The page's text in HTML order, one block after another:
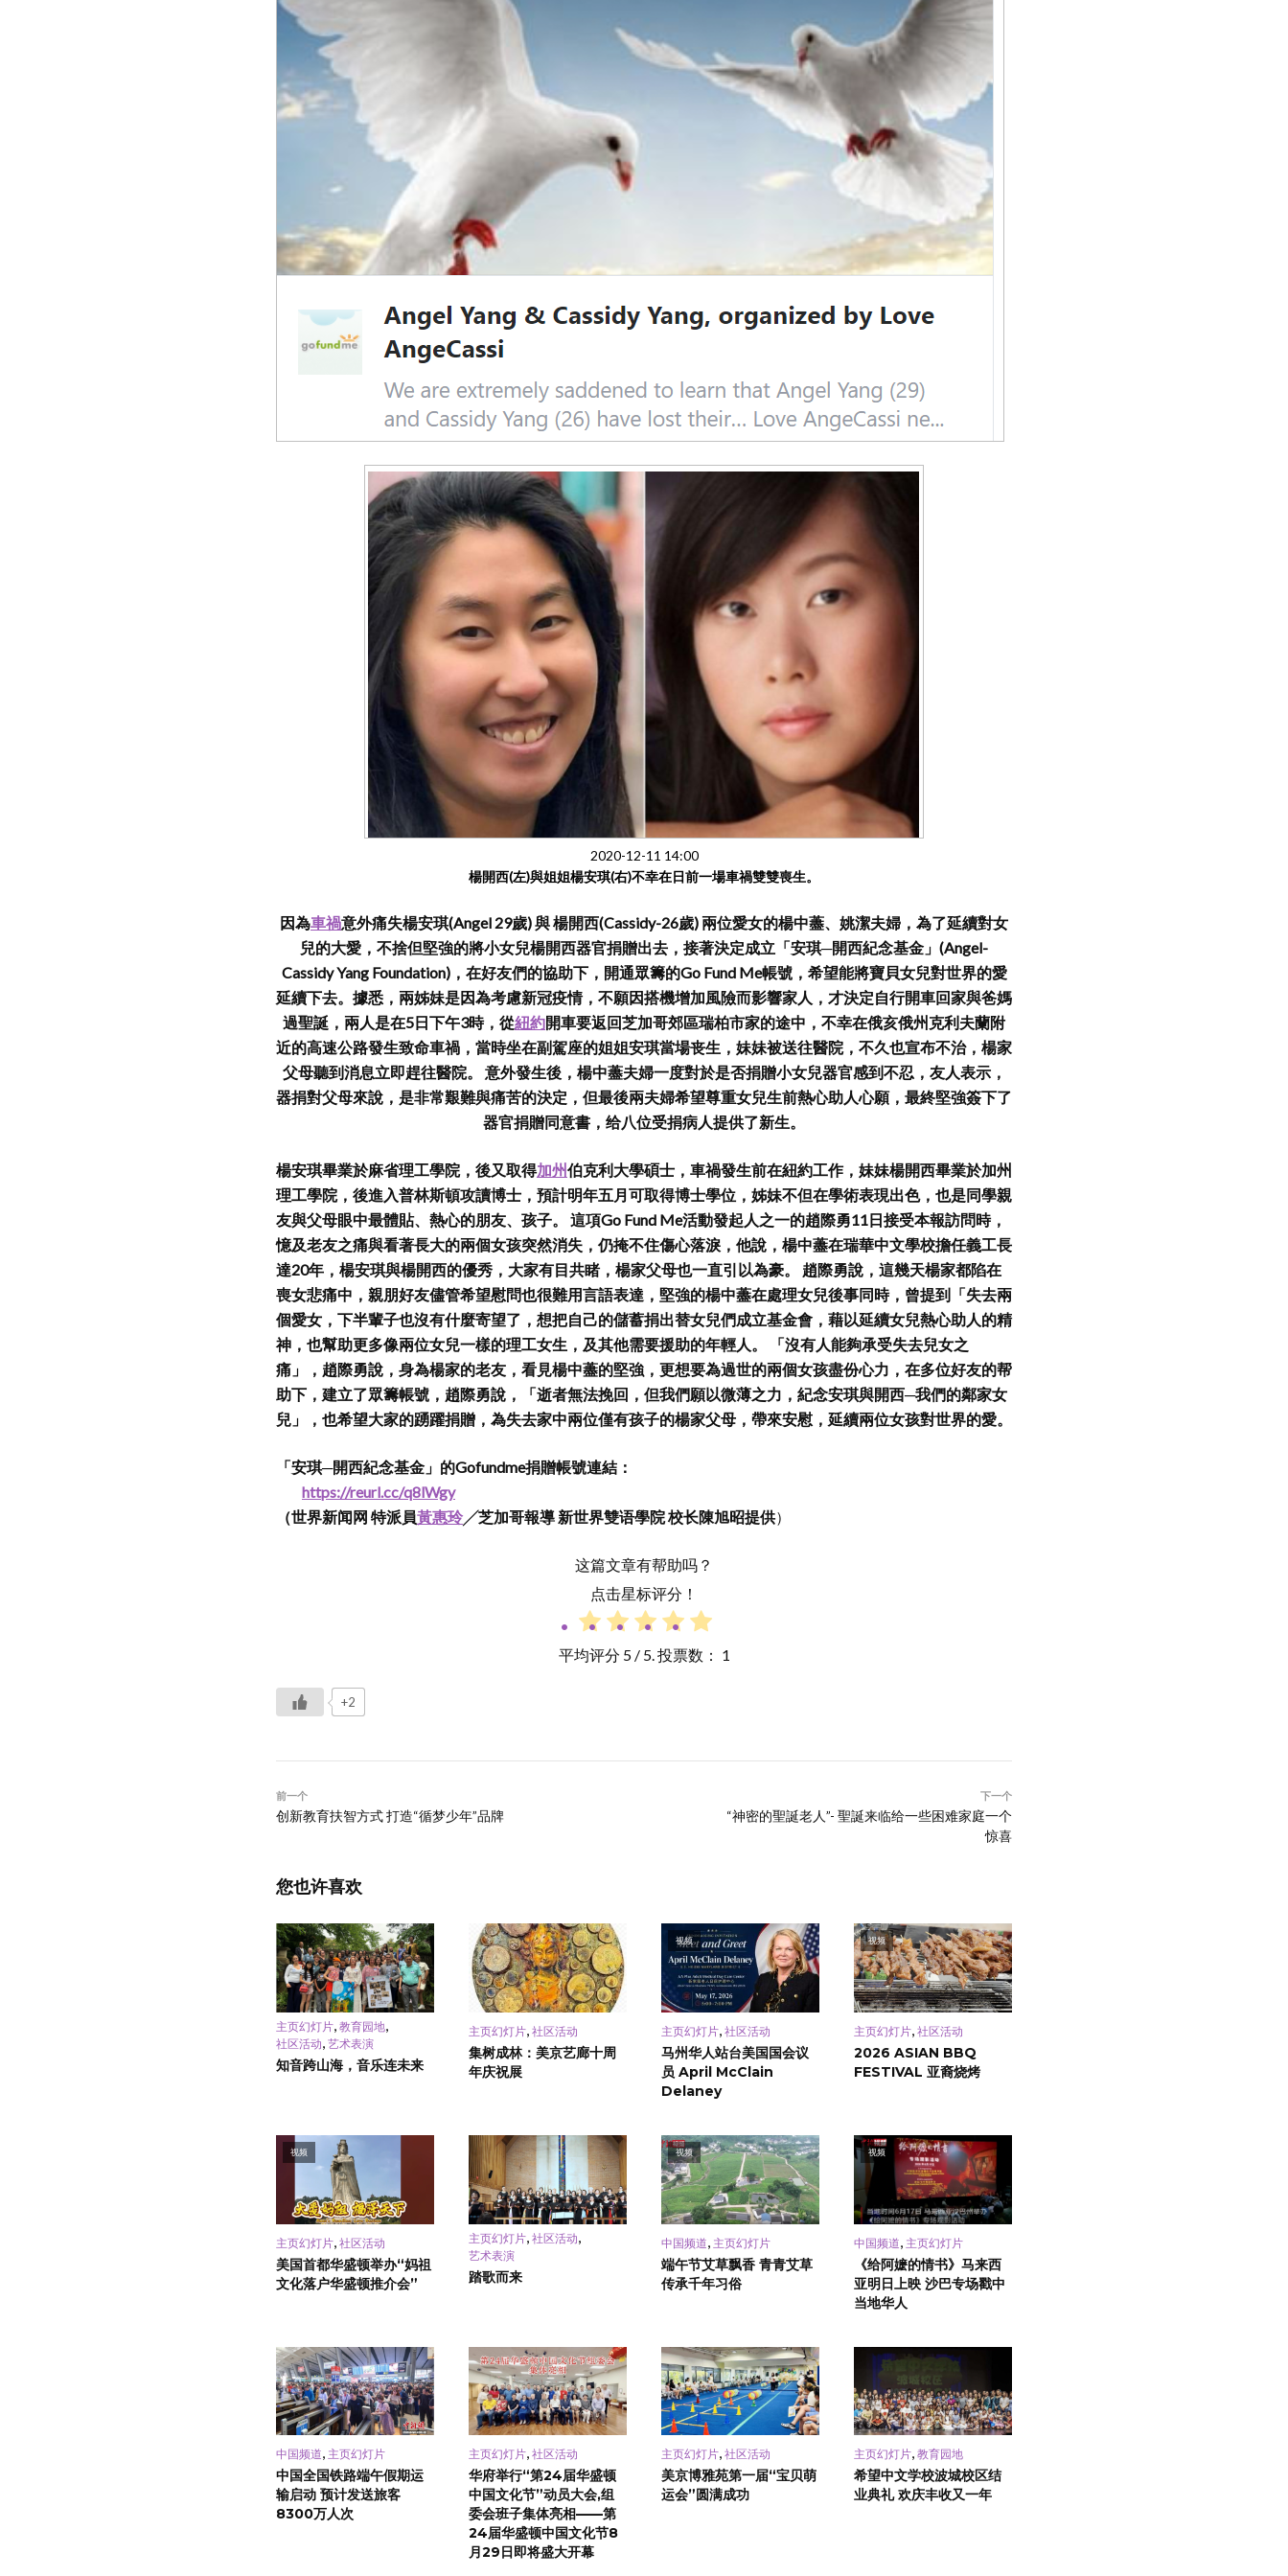
2020-12-11 14:00
楊開西(左)與姐姐楊安琪(右)不幸在日前一場車禍雙雙喪生。
因為車禍意外痛失楊安琪(Angel 29歲) 與 楊開西(Cassidy-26歲) 兩位愛女的楊中藎、姚潔夫婦，為了延續對女
兒的大愛，不捨但堅強的將小女兒楊開西器官捐贈出去，接著決定成立「安琪─開西紀念基金」(Angel-
Cassidy Yang Foundation)，在好友們的協助下，開通眾籌的Go Fund Me帳號，希望能將寶貝女兒對世界的愛
延續下去。據悉，兩姊妹是因為考慮新冠疫情，不願因搭機增加風險而影響家人，才決定自行開車回家與爸媽
過聖誕，兩人是在5日下午3時，從紐約開車要返回芝加哥郊區瑞柏市家的途中，不幸在俄亥俄州克利夫蘭附
近的高速公路發生致命車禍，當時坐在副駕座的姐姐安琪當場丧生，妹妹被送往醫院，不久也宣布不治，楊家
父母聽到消息立即趕往醫院。 意外發生後，楊中藎夫婦一度對於是否捐贈小女兒器官感到不忍，友人表示，
器捐對父母來說，是非常艱難與痛苦的決定，但最後兩夫婦希望尊重女兒生前熱心助人心願，最終堅強簽下了
器官捐贈同意書，给八位受捐病人提供了新生。
楊安琪畢業於麻省理工學院，後又取得加州伯克利大學碩士，車禍發生前在紐約工作，妹妹楊開西畢業於加州
理工學院，後進入普林斯頓攻讀博士，預計明年五月可取得博士學位，姊妹不但在學術表現出色，也是同學親
友與父母眼中最體貼、熱心的朋友、孩子。 這項Go Fund Me活動發起人之一的趙際勇11日接受本報訪問時，
憶及老友之痛與看著長大的兩個女孩突然消失，仍掩不住傷心落淚，他說，楊中藎在瑞華中文學校擔任義工長
達20年，楊安琪與楊開西的優秀，大家有目共睹，楊家父母也一直引以為豪。 趙際勇說，這幾天楊家都陷在
喪女悲痛中，親朋好友儘管希望慰問也很難用言語表達，堅強的楊中藎在處理女兒後事同時，曾提到「失去兩
個愛女，下半輩子也沒有什麼寄望了，想把自己的儲蓄捐出替女兒們成立基金會，藉以延續女兒熱心助人的精
神，也幫助更多像兩位女兒一樣的理工女生，及其他需要援助的年輕人。 「沒有人能夠承受失去兒女之
痛」，趙際勇說，身為楊家的老友，看見楊中藎的堅強，更想要為過世的兩個女孩盡份心力，在多位好友的帮
助下，建立了眾籌帳號，趙際勇說，「逝者無法挽回，但我們願以微薄之力，紀念安琪與開西─我們的鄰家女
兒」，也希望大家的踴躍捐贈，為失去家中兩位僅有孩子的楊家父母，帶來安慰，延續兩位女孩對世界的愛。
「安琪─開西紀念基金」的Gofundme捐贈帳號連結：
https://reurl.cc/q8lWgy
（世界新闻网 特派員黃惠玲╱芝加哥報導 新世界雙语學院 校长陳旭昭提供）
这篇文章有帮助吗？
点击星标评分！
平均评分 5/ 5. 投票数： 1
+2
前一个
创新教育扶智方式 打造“循梦少年”品牌
下一个
“神密的聖誕老人”- 聖誕来临给一些困难家庭一个
惊喜
您也许喜欢
主页幻灯片 教育园地
社区活动 艺术表演
知音跨山海，音乐连未来
主页幻灯片 社区活动
集树成林：美京艺廊十周
年庆祝展
视频
主页幻灯片 社区活动
马州华人站台美国国会议
员 April McClain
Delaney
视频
主页幻灯片 社区活动
2026 ASIAN BBQ
FESTIVAL 亚裔烧烤
视频
主页幻灯片 社区活动
美国首都华盛顿举办“妈祖
文化落户华盛顿推介会”
主页幻灯片 社区活动
艺术表演
踏歌而来
视频
中国频道 主页幻灯片
端午节艾草飘香 青青艾草
传承千年习俗
视频
中国频道 主页幻灯片
《给阿嬷的情书》马来西
亚明日上映 沙巴专场戳中
当地华人
中国频道, 主页幻灯片
中国全国铁路端午假期运
输启动 预计发送旅客
8300万人次
主页幻灯片, 社区活动
华府举行“第24届华盛顿
中国文化节”动员大会,组
委会班子集体亮相——第
24届华盛顿中国文化节8
月29日即将盛大开幕
主页幻灯片, 社区活动
美京博雅苑第一届“宝贝萌
运会”圆满成功
主页幻灯片, 教育园地
希望中文学校波城校区结
业典礼 欢庆丰收又一年